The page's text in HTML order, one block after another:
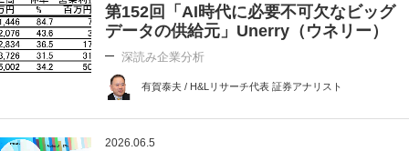
第152回「AI時代に必要不可欠なビッグ
データの供給元」Unerry（ウネリー）
深読み企業分析
有賀泰夫 / H&Lリサーチ代表 証券アナリスト
2026.06.5